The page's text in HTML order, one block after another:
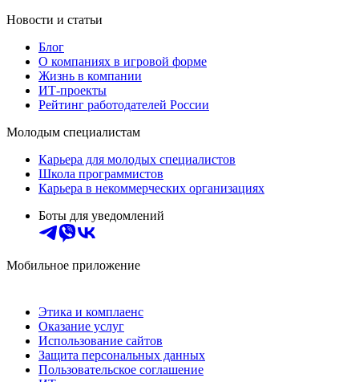
Новости и статьи
Блог
О компаниях в игровой форме
Жизнь в компании
ИТ-проекты
Рейтинг работодателей России
Молодым специалистам
Карьера для молодых специалистов
Школа программистов
Карьера в некоммерческих организациях
Боты для уведомлений
Мобильное приложение
Этика и комплаенс
Оказание услуг
Использование сайтов
Защита персональных данных
Пользовательское соглашение